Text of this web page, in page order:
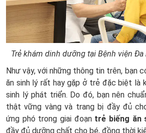
Trẻ khám dinh dưỡng tại Bệnh viện
Như vậy, với những thông tin trên, bạn
ăn sinh lý rất hay gặp ở trẻ đặc biệt là
sinh lý phát triển. Do đó, bạn nên
thật vững vàng và trang bị đầy đủ
ứng phó trong giai đoạn trẻ biếng ăn
đầy đủ dưỡng chất cho bé, đồng thời